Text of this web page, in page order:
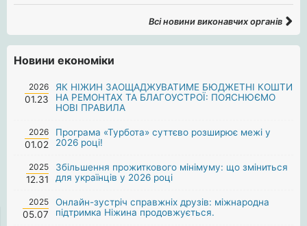
Всі новини виконавчих органів
Новини економіки
2026
01.23
ЯК НІЖИН ЗАОЩАДЖУВАТИМЕ БЮДЖЕТНІ КОШТИ
НА РЕМОНТАХ ТА БЛАГОУСТРОЇ: ПОЯСНЮЄМО
НОВІ ПРАВИЛА
2026
01.02
Програма «Турбота» суттєво розширює межі у
2026 році!
2025
12.31
Збільшення прожиткового мінімуму: що зміниться
для українців у 2026 році
2025
05.07
Онлайн-зустріч справжніх друзів: міжнародна
підтримка Ніжина продовжується.